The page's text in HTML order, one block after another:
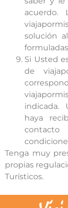
acuerdo.
solución
Si Usted
de
indicada.
haya
Tenga muy
propias
Turísticos.